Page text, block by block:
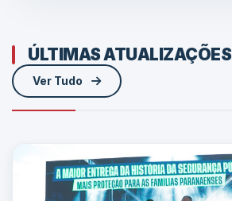
ÚLTIMAS ATUALIZAÇÕES
Ver Tudo